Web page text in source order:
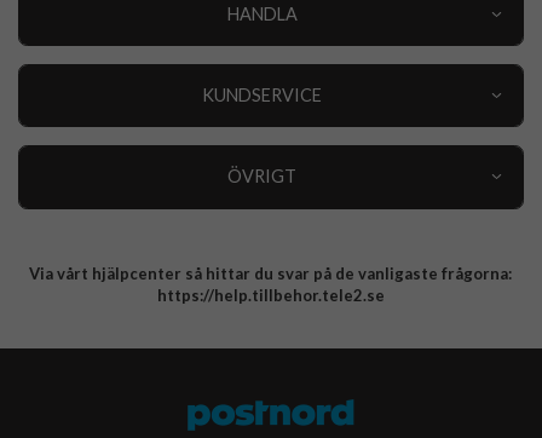
HANDLA
KUNDSERVICE
ÖVRIGT
Integritetspolicy
Via vårt hjälpcenter så hittar du svar på de vanligaste frågorna:
https://help.tillbehor.tele2.se